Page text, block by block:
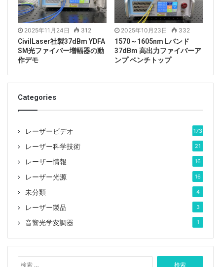
ます。 専門的に設計された定電流駆動および温度制御
回路により、レーザーの安全で安定した動作が保証され
ます。 一部のモデルには波長ロックがあり、スペクト
ルの安定性は±3nmよりも優れている場合があります。
医学研究、ファイバーレーザーポンピング、およびその
他の製造テストに最適です。 デスクトップまたはモジ
の監視ソフトウェアを提供できます。
Tags 976nmレーザー ファイバー結合レーザー
2025年11月24日 312
CivilLaser社製37dBm YDFA
SM光ファイバー増幅器の動
作デモ
2025年10月23日 332
1570～1605nm Lバンド
37dBm 高出力ファイバーア
ンプ ベンチトップ
Categories
レーザービデオ 173
レーザー科学技術 21
レーザー情報 16
レーザー光源 16
未分類 4
レーザー製品 3
音響光学変調器 1